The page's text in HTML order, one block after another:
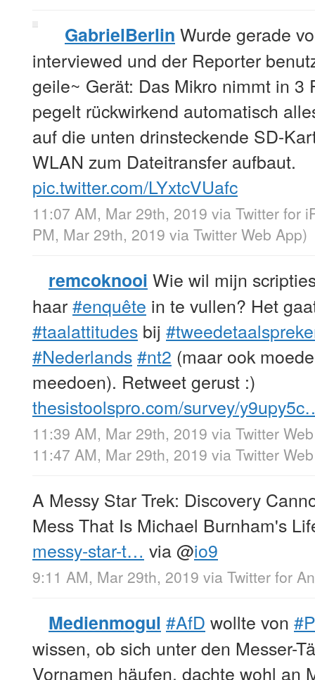
GabrielBerlin Wurde gerade
interviewed und der Reporter
geile~ Gerät: Das Mikro nimmt in 3
pegelt rückwirkend automatisch
auf die unten drinsteckende SD-
WLAN zum Dateitransfer aufbaut.
pic.twitter.com/LYxtcVUafc
11:07 AM, Mar 29th, 2019 via Twitter for
PM, Mar 29th, 2019 via Twitter Web App)
remcoknooi Wie wil mijn
haar#enquête in te vullen? Het
#taalattitudes bij
#Nederlands#nt2 (maar ook
meedoen). Retweet gerust :)
thesistoolspro.com/survey/
11:39 AM, Mar 29th, 2019 via Twitter
11:47 AM, Mar 29th, 2019 via Twitter
A Messy Star Trek: Discovery
Mess That Is Michael Burnham's
messy-star-t… via@io9
9:11 AM, Mar 29th, 2019 via Twitter for
Medienmogul #AfD wollte von
wissen, ob sich unter den Messer-
Vornamen häufen, dachte wohl an